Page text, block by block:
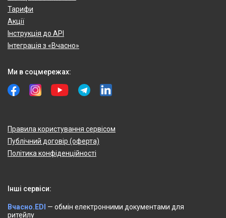
Тарифи
Акції
Інструкція до API
Інтеграція з «Вчасно»
Ми в соцмережах:
Правила користування сервісом
Публічний договір (оферта)
Політика конфіденційності
Інші сервіси:
Вчасно.EDI — обмін електронними документами для
ритейлу